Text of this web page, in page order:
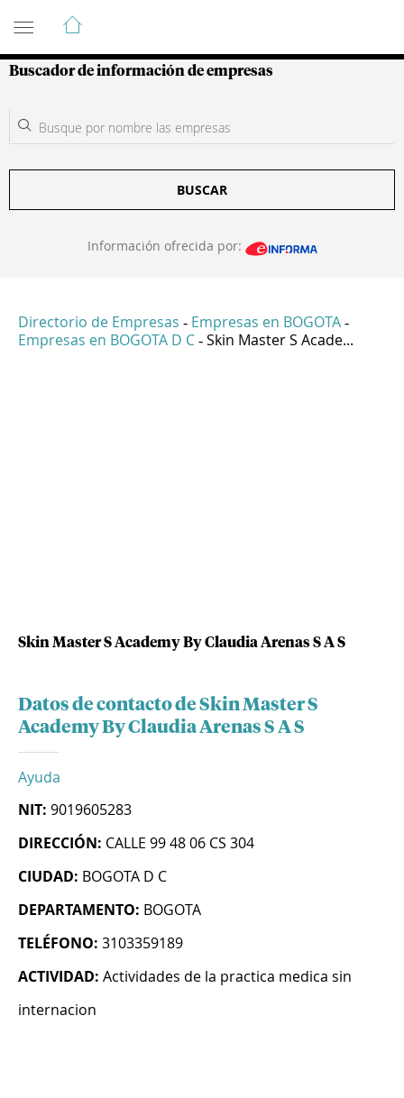
Guía de Empresas Colombianas
Buscador de información de empresas
BUSCAR
Información ofrecida por:
Directorio de Empresas - Empresas en BOGOTA -
Empresas en BOGOTA D C - Skin Master S Acade...
Skin Master S Academy By Claudia Arenas S A S
Datos de contacto de Skin Master S
Academy By Claudia Arenas S A S
Ayuda
NIT: 9019605283
DIRECCIÓN: CALLE 99 48 06 CS 304
CIUDAD: BOGOTA D C
DEPARTAMENTO: BOGOTA
TELÉFONO: 3103359189
ACTIVIDAD: Actividades de la practica medica sin
internacion